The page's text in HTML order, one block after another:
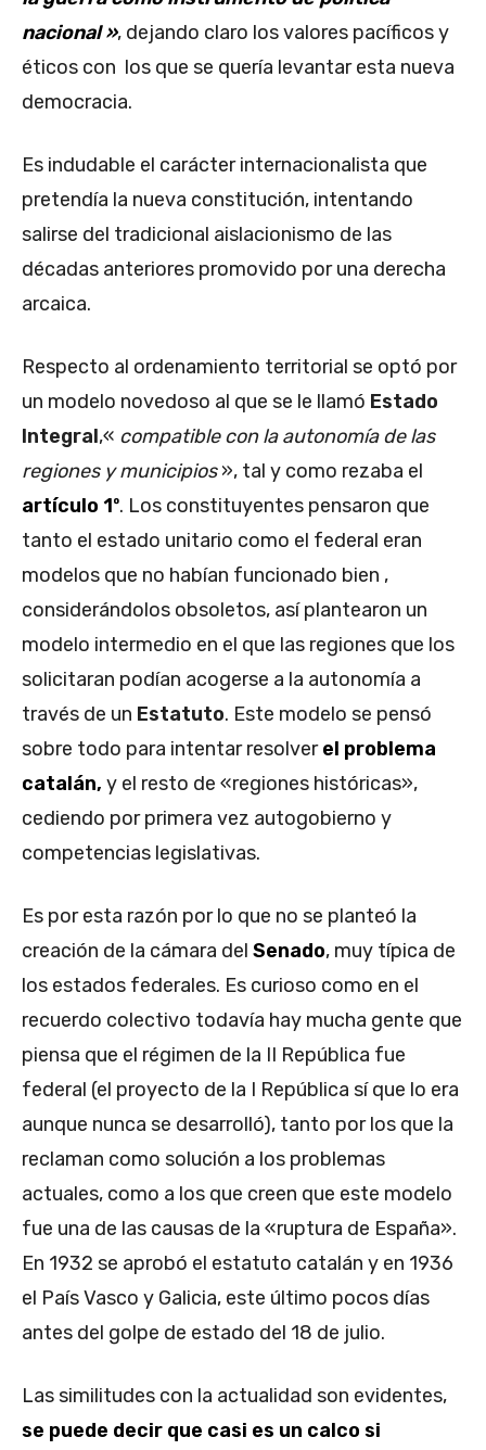
nacional », dejando claro los valores pacíficos y
éticos con los que se quería levantar esta nueva
democracia.
Es indudable el carácter internacionalista que
pretendía la nueva constitución, intentando
salirse del tradicional aislacionismo de las
décadas anteriores promovido por una derecha
arcaica.
Respecto al ordenamiento territorial se optó por
un modelo novedoso al que se le llamó Estado
Integral,« compatible con la autonomía de las
regiones y municipios», tal y como rezaba el
artículo 1º. Los constituyentes pensaron que
tanto el estado unitario como el federal eran
modelos que no habían funcionado bien ,
considerándolos obsoletos, así plantearon un
modelo intermedio en el que las regiones que los
solicitaran podían acogerse a la autonomía a
través de un Estatuto. Este modelo se pensó
sobre todo para intentar resolverel problema
catalán, y el resto de «regiones históricas»,
cediendo por primera vez autogobierno y
competencias legislativas.
Es por esta razón por lo que no se planteó la
creación de la cámara del Senado, muy típica de
los estados federales. Es curioso como en el
recuerdo colectivo todavía hay mucha gente que
piensa que el régimen de la II República fue
federal (el proyecto de la I República sí que lo era
aunque nunca se desarrolló), tanto por los que la
reclaman como solución a los problemas
actuales, como a los que creen que este modelo
fue una de las causas de la «ruptura de España».
En 1932 se aprobó el estatuto catalán y en 1936
el País Vasco y Galicia, este último pocos días
antes del golpe de estado del 18 de julio.
Las similitudes con la actualidad son evidentes,
se puede decir que casi es un calco si